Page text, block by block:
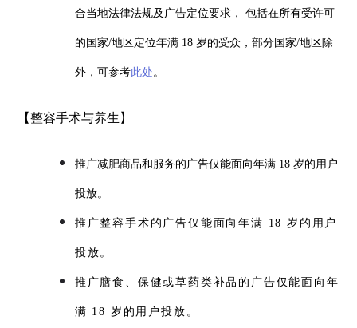
合当地法律法规及广告定位要求， 包括在所有受许可
的国家/地区定位年满 18 岁的受众，部分国家/地区除
外，可参考此处。
【整容手术与养生】
推广减肥商品和服务的广告仅能面向年满 18 岁的用户
投放。
推广整容手术的广告仅能面向年满 18 岁的用户
投放。
推广膳食、保健或草药类补品的广告仅能面向年
满 18 岁的用户投放。